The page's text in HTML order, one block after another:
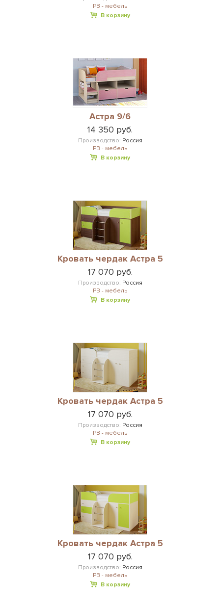
РВ - мебель
В корзину
Астра 9/6
14 350 руб.
Производство: Россия
РВ - мебель
В корзину
Кровать чердак Астра 5
17 070 руб.
Производство: Россия
РВ - мебель
В корзину
Кровать чердак Астра 5
17 070 руб.
Производство: Россия
РВ - мебель
В корзину
Кровать чердак Астра 5
17 070 руб.
Производство: Россия
РВ - мебель
В корзину